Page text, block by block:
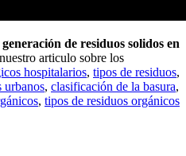
generación de residuos solidos en
articulo sobre los
hospitalarios, tipos de residuos,
urbanos, clasificación de la basura,
, tipos de residuos orgánicos